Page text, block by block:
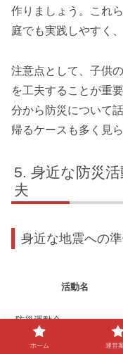
作りましょう。これ
庭でも実践しやすく
注意点として、子供
を工夫することが重
分から防災について
帰るケースも多く見ら
身近な防災
夫
身近な地震への
活動名
防災運動会
ホーム 運営